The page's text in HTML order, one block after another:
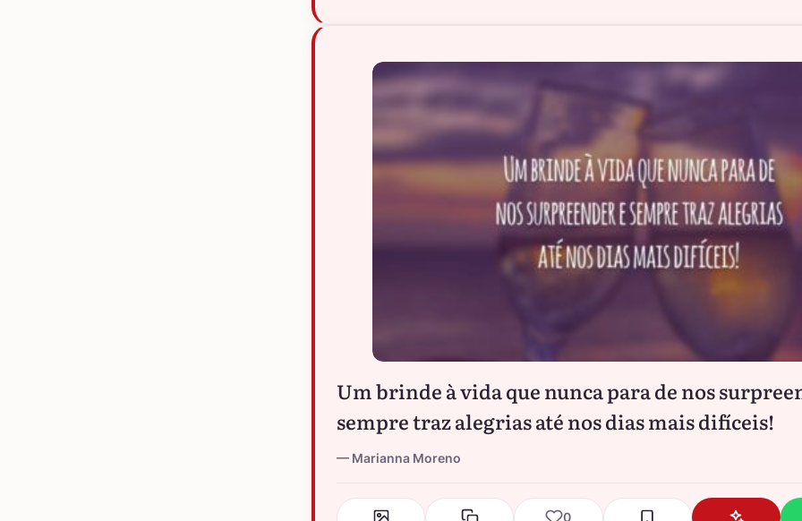
Um brinde à vida que nunca para de nos
sempre traz alegrias até nos dias mais difíceis!
Marianna Moreno
0